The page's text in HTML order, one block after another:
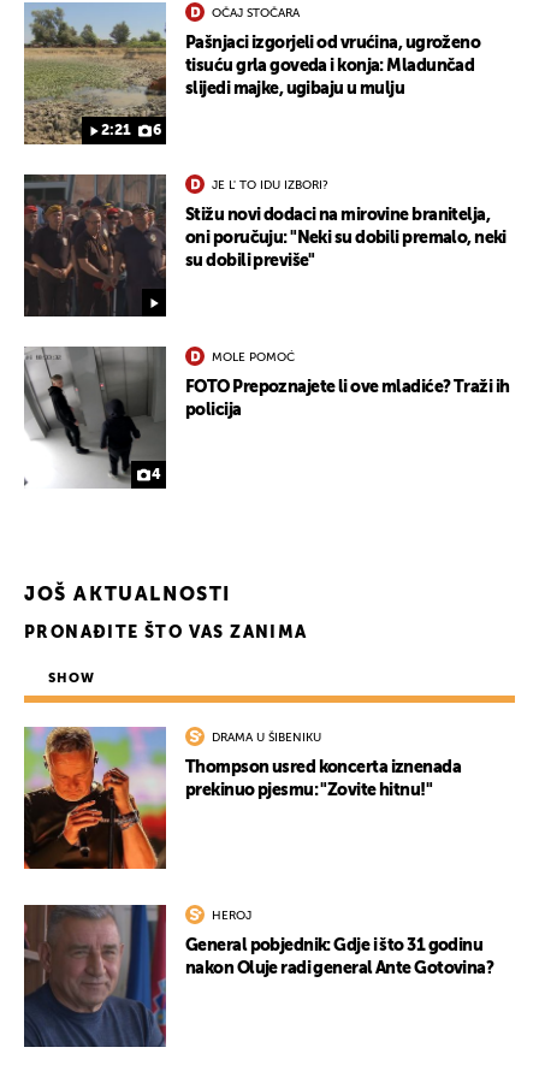
2:21 6
OČAJ STOČARA
Pašnjaci izgorjeli od vrućina, ugroženo
tisuću grla goveda i konja: Mladunčad
slijedi majke, ugibaju u mulju
JE L' TO IDU IZBORI?
Stižu novi dodaci na mirovine branitelja,
oni poručuju: "Neki su dobili premalo, neki
su dobili previše"
4
MOLE POMOĆ
FOTO Prepoznajete li ove mladiće? Traži ih
policija
JOŠ AKTUALNOSTI
PRONAĐITE ŠTO VAS ZANIMA
SHOW
DRAMA U ŠIBENIKU
Thompson usred koncerta iznenada
prekinuo pjesmu: "Zovite hitnu!"
HEROJ
General pobjednik: Gdje i što 31 godinu
nakon Oluje radi general Ante Gotovina?
UKLJUČITE NOTIFIKACIJE